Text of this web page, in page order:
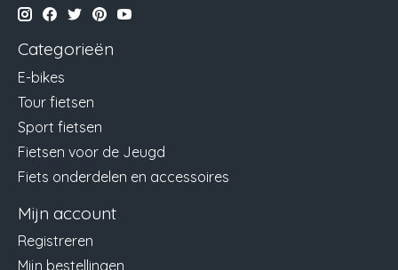
Categorieën
E-bikes
Tour fietsen
Sport fietsen
Fietsen voor de Jeugd
Fiets onderdelen en accessoires
Mijn account
Registreren
Mijn bestellingen